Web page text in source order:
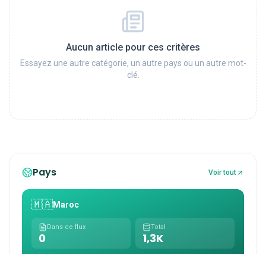
Aucun article pour ces critères
Essayez une autre catégorie, un autre pays ou un autre mot-
clé.
Pays Voir tout
🇲🇦Maroc
Dans ce flux
0
Total
1,3K